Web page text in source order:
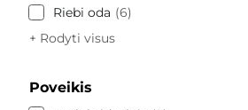
Riebi oda
6
+ Rodyti visus
Poveikis